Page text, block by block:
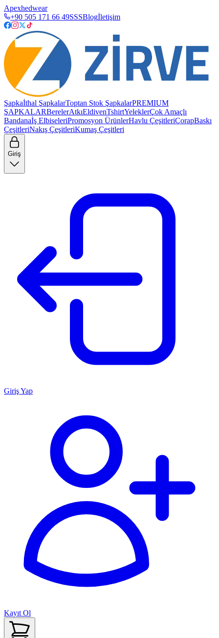
Apexhedwear
+90 505 171 66 49SSSBlogİletişim
Şapkaİthal ŞapkalarToptan Stok ŞapkalarPREMIUM
ŞAPKALARBerelerAtkıEldivenTshirtYeleklerÇok Amaçlı
Bandanaİş ElbiseleriPromosyon ÜrünlerHavlu ÇeşitleriÇorapBaskı
ÇeşitleriNakış ÇeşitleriKumaş Çeşitleri
Giriş
Giriş Yap
Kayıt Ol